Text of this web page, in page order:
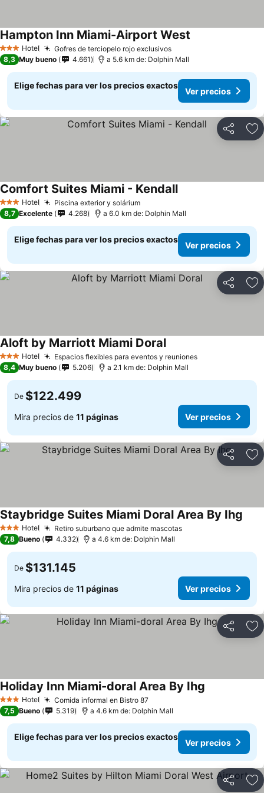
3 Estrellas
Hotel Gofres de terciopelo rojo exclusivosVer precios
Hampton Inn Miami-Airport West
8,3 Muy bueno 4.661 a 5.6 km de: Dolphin Mall
Elige fechas para ver los precios exactos
Ver precios
Compartir
3 Estrellas
Hotel Piscina exterior y soláriumVer precios
Comfort Suites Miami - KendallVer precios
8,7 Excelente 4.268 a 6.0 km de: Dolphin Mall
Elige fechas para ver los precios exactos
Ver precios
Compartir
3 Estrellas
Hotel Espacios flexibles para eventos y reunionesVer precios
Aloft by Marriott Miami DoralVer precios
8,4 Muy bueno 5.206 a 2.1 km de: Dolphin Mall
De $122.499
Mira precios de 11 páginas Ver precios
Compartir
3 Estrellas
Hotel Retiro suburbano que admite mascotasVer precios
Staybridge Suites Miami Doral Area By Ihg
7,8 Bueno 4.332 a 4.6 km de: Dolphin Mall
De $131.145
Mira precios de 11 páginas Ver precios
Compartir
3 Estrellas
Hotel Comida informal en Bistro 87Ver precios
Holiday Inn Miami-doral Area By Ihg
7,5 Bueno 5.319 a 4.6 km de: Dolphin Mall
Elige fechas para ver los precios exactos
Ver precios
Compartir